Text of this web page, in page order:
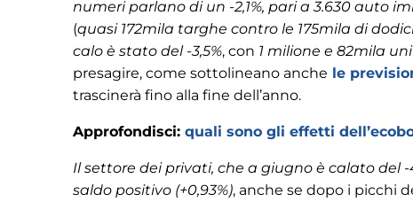
numeri parlano di un -2,1%, pari a 3.630 auto
(quasi 172mila targhe contro le 175mila di
calo è stato del -3,5%, con 1 milione e 82mila
presagire, come sottolineano anche le
trascinerà fino alla fine dell’anno.
Approfondisci: quali sono gli effetti
Il settore dei privati, che a giugno è calato del
saldo positivo (+0,93%), anche se dopo i picchi